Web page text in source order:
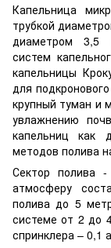
Капельница
трубкой
диаметром 3,5
систем
капельницы
для
крупный туман и
увлажнению
капельниц как
методов полива
Сектор полива
атмосферу
полива до 5
системе от 2 до
спринклера – 0,1